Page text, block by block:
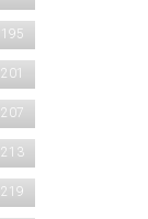
195
201
207
213
219